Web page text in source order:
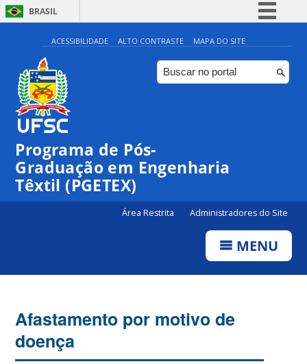
BRASIL
Simplifique!
Comunica BR
Participe
ACESSIBILIDADE ALTO CONTRASTE MAPA DO SITE
Programa de Pós-
Graduação em Engenharia
Têxtil (PGETEX)
Área Restrita Administradores do Site
MENU
Afastamento por motivo de
doença